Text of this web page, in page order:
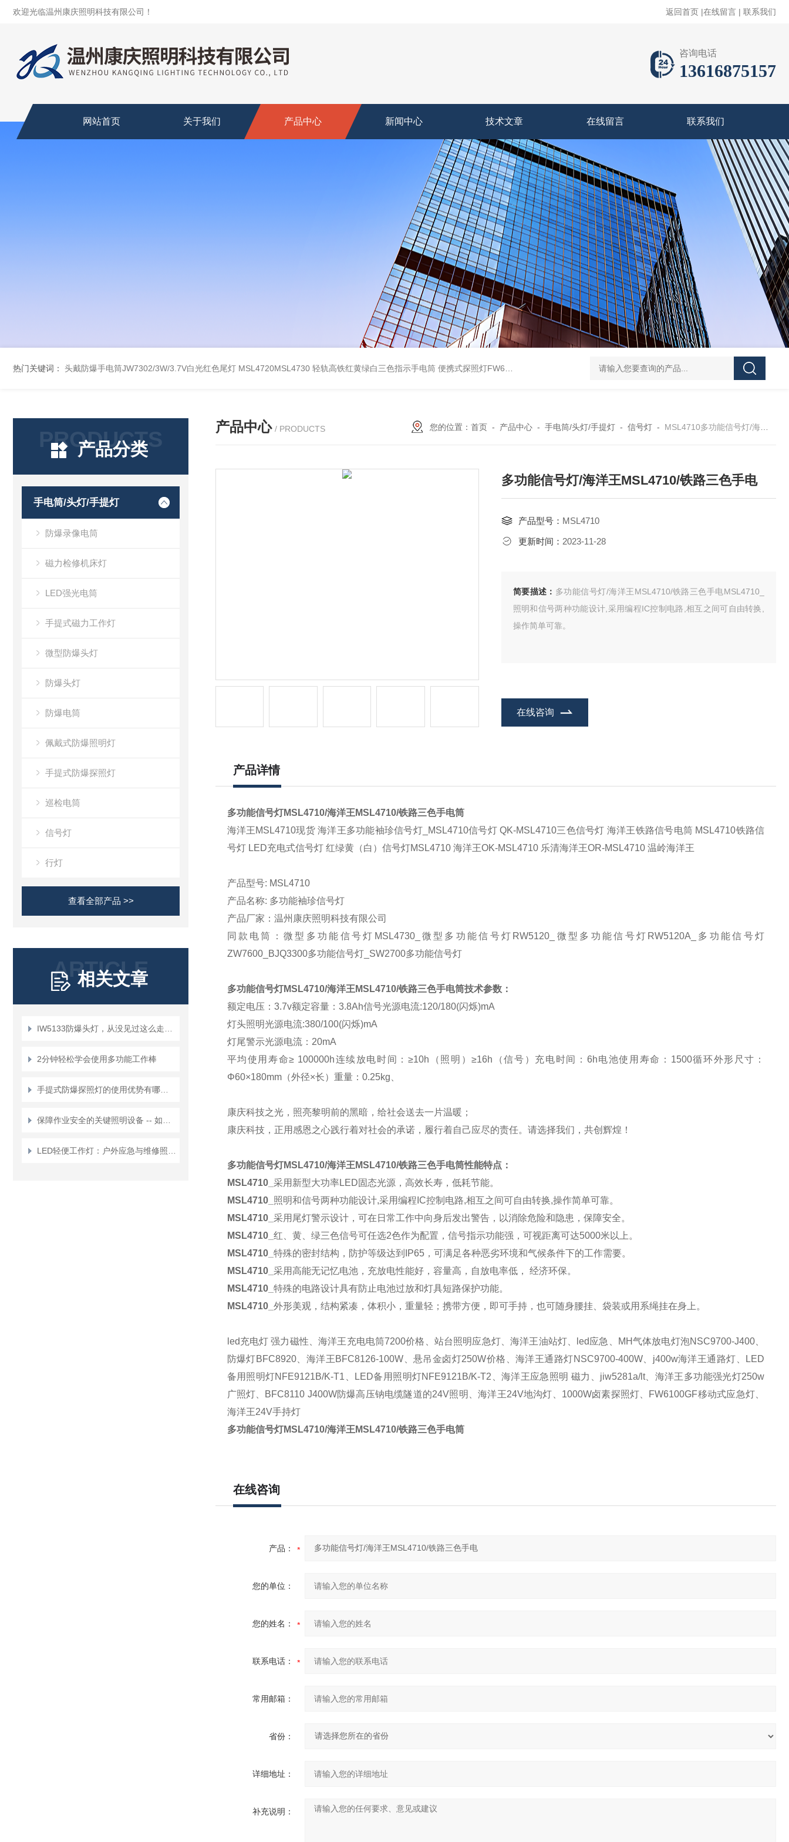
欢迎光临温州康庆照明科技有限公司！ 返回首页 |在线留言 | 联系我们
咨询电话
13616875157
网站首页 关于我们 产品中心 新闻中心 技术文章 在线留言 联系我们
热门关键词： 头戴防爆手电筒JW7302/3W/3.7V白光红色尾灯 MSL4720MSL4730 轻轨高铁红黄绿白三色指示手电筒 便携式探照灯FW6116、移动式应急灯现货 FD5820GMD4800 远程方位灯价格 红色 信号灯多功
PRODUCTS
产品分类
手电筒/头灯/手提灯
防爆录像电筒
磁力检修机床灯
LED强光电筒
手提式磁力工作灯
微型防爆头灯
防爆头灯
防爆电筒
佩戴式防爆照明灯
手提式防爆探照灯
巡检电筒
信号灯
行灯
查看全部产品 >>
ARTICLE
相关文章
2分钟轻松学会使用多功能工作棒
产品中心 / PRODUCTS 您的位置： 首页- 产品中心- 手电筒/头灯/手提灯- 信号灯- MSL4710多功能信号灯/海洋王MSL4710/铁路三色手电
多功能信号灯/海洋王MSL4710/铁路三色手电
产品型号： MSL4710
更新时间： 2023-11-28
简要描述： 多功能信号灯/海洋王MSL4710/铁路三色手电MSL4710_
照明和信号两种功能设计,采用编程IC控制电路,相互之间可自由转换,
操作简单可靠。
在线咨询
产品详情
多功能信号灯MSL4710/海洋王MSL4710/铁路三色手电筒
海洋王MSL4710现货海洋王多功能袖珍信号灯_MSL4710信号灯 QK-MSL4710三色信号灯 海洋王铁路信号电筒 MSL4710铁路信
号灯 LED充电式信号灯 红绿黄（白）信号灯MSL4710 海洋王OK-MSL4710 乐清海洋王OR-MSL4710 温岭海洋王
产品型号: MSL4710
产品名称: 多功能袖珍信号灯
产品厂家：温州康庆照明科技有限公司
同款电筒：微型多功能信号灯 MSL4730_微型多功能信号灯RW5120_微型多功能信号灯RW5120A_多功能信号灯
ZW7600_BJQ3300多功能信号灯_SW2700多功能信号灯
多功能信号灯MSL4710/海洋王MSL4710/铁路三色手电筒技术参数：
额定电压： 3.7v额定容量： 3.8Ah信号光源电流:120/180(闪烁)mA
灯头照明光源电流:380/100(闪烁)mA
灯尾警示光源电流： 20mA
平均使用寿命≥ 100000h连续放电时间：≥10h（照明）≥16h（信号） 充电时间： 6h电池使用寿命： 1500循环外形尺寸：
Φ60×180mm（外径×长） 重量： 0.25kg、
康庆科技之光，照亮黎明前的黑暗，给社会送去一片温暖 ；
康庆科技，正用感恩之心践行着对社会的承诺，履行着自己应尽的责任。 请选择我们，共创辉煌！
多功能信号灯MSL4710/海洋王MSL4710/铁路三色手电筒性能特点：
MSL4710_ 采用新型大功率LED固态光源，高效长寿，低耗节能。
MSL4710_ 照明和信号两种功能设计,采用编程IC控制电路,相互之间可自由转换,操作简单可靠。
MSL4710_ 采用尾灯警示设计，可在日常工作中向身后发出警告，以消除危险和隐患，保障安全。
MSL4710_ 红、黄、绿三色信号可任选2色作为配置，信号指示功能强，可视距离可达5000米以上。
MSL4710_ 特殊的密封结构，防护等级达到 IP65，可满足各种恶劣环境和气候条件下的工作需要。
MSL4710_ 采用高能无记忆电池，充放电性能好，容量高，自放电率低，
经济环保。
MSL4710_ 特殊的电路设计具有防止电池过放和灯具短路保护功能。
MSL4710_ 外形美观，结构紧凑，体积小，重量轻；携带方便，即可手持，也可随身腰挂、袋装或用系绳挂在身上。
led充电灯 强力磁性、海洋王充电电筒7200价格、 站台照明应急灯、海洋王油站灯、 led应急 MH气体放电灯泡NSC9700-J400、
防爆灯BFC8920、 海洋王BFC8126-100W 悬吊金卤灯250W价格 海洋王通路灯NSC9700-400W、 j400w海洋王通路灯
LED
备用照明灯NFE9121B/K-T1
LED备用照明灯NFE9121B/K-T2、 海洋王应急照明 磁力、 jiw5281a/lt、海洋王多功能强光灯250w
广照灯
BFC8110 J400W防爆高压钠电缆隧道的24V照明、海洋王24V地沟灯 1000W卤素探照灯、FW6100GF移动式应急灯
海洋王24V手持灯
多功能信号灯MSL4710/海洋王MSL4710/铁路三色手电筒
在线咨询
产品：
您的单位：
您的姓名：
联系电话：
常用邮箱：
省份：
详细地址：
补充说明：